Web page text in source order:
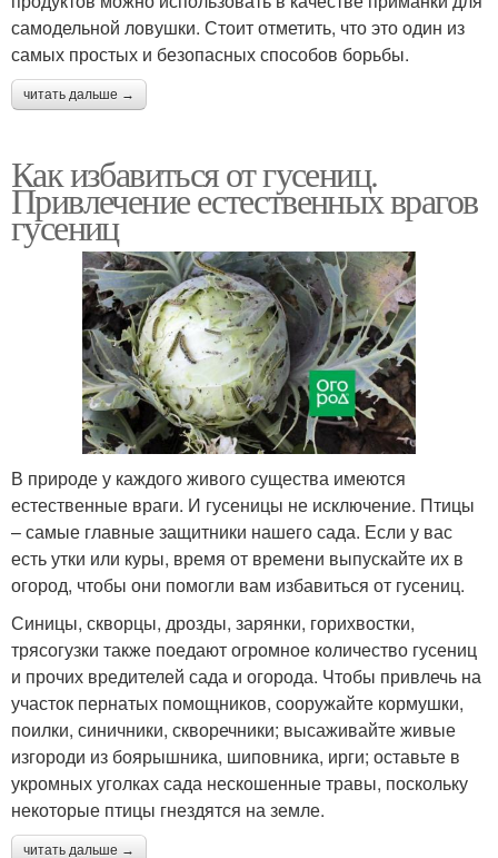
самодельной ловушки. Стоит отметить, что это один из
самых простых и безопасных способов борьбы.
читать дальше →
Как избавиться от гусениц.
Привлечение естественных врагов
гусениц
В природе у каждого живого существа имеются
естественные враги. И гусеницы не исключение. Птицы
– самые главные защитники нашего сада. Если у вас
есть утки или куры, время от времени выпускайте их в
огород, чтобы они помогли вам избавиться от гусениц.
Синицы, скворцы, дрозды, зарянки, горихвостки,
трясогузки также поедают огромное количество гусениц
и прочих вредителей сада и огорода. Чтобы привлечь на
участок пернатых помощников, сооружайте кормушки,
поилки, синичники, скворечники; высаживайте живые
изгороди из боярышника, шиповника, ирги; оставьте в
укромных уголках сада нескошенные травы, поскольку
некоторые птицы гнездятся на земле.
читать дальше →